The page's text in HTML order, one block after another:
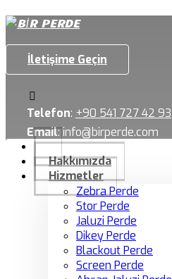
İletişime Geçin
Telefon: +90 541 727 42 93
Email:info@birperde.com
Hakkımızda
Hizmetler
Zebra Perde
Stor Perde
Jaluzi Perde
Dikey Perde
Blackout Perde
Screen Perde